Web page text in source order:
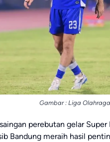
Gambar : Liga Olahraga
perebutan gelar
Bandung meraih hasil